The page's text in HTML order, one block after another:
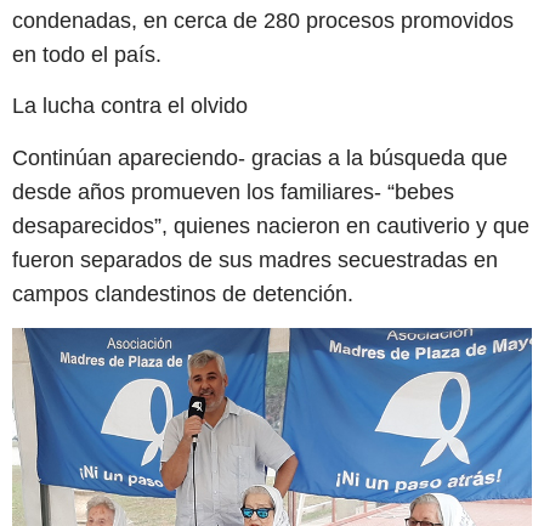
condenadas, en cerca de 280 procesos promovidos
en todo el país.
La lucha contra el olvido
Continúan apareciendo- gracias a la búsqueda que
desde años promueven los familiares- “bebes
desaparecidos”, quienes nacieron en cautiverio y que
fueron separados de sus madres secuestradas en
campos clandestinos de detención.